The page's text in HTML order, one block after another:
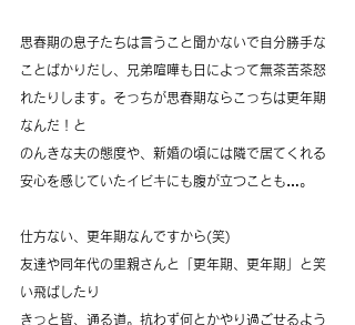
思春期の息子たちは言うこと聞かないで自分勝手な
ことばかりだし、兄弟喧嘩も日によって無茶苦茶怒
れたりします。そっちが思春期ならこっちは更年期
なんだ！と
のんきな夫の態度や、新婚の頃には隣で居てくれる
安心を感じていたイビキにも腹が立つことも…。
仕方ない、更年期なんですから(笑)
友達や同年代の里親さんと「更年期、更年期」と笑
い飛ばしたり
きっと皆、通る道。抗わず何とかやり過ごせるよう